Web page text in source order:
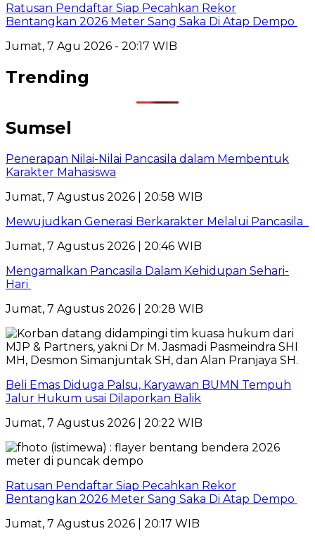
Ratusan Pendaftar Siap Pecahkan Rekor
Bentangkan 2026 Meter Sang Saka Di Atap Dempo
Jumat, 7 Agu 2026 - 20:17 WIB
Trending
Sumsel
Penerapan Nilai-Nilai Pancasila dalam Membentuk
Karakter Mahasiswa
Jumat, 7 Agustus 2026 | 20:58 WIB
Mewujudkan Generasi Berkarakter Melalui Pancasila
Jumat, 7 Agustus 2026 | 20:46 WIB
Mengamalkan Pancasila Dalam Kehidupan Sehari-
Hari
Jumat, 7 Agustus 2026 | 20:28 WIB
Beli Emas Diduga Palsu, Karyawan BUMN Tempuh
Jalur Hukum usai Dilaporkan Balik
Jumat, 7 Agustus 2026 | 20:22 WIB
Ratusan Pendaftar Siap Pecahkan Rekor
Bentangkan 2026 Meter Sang Saka Di Atap Dempo
Jumat, 7 Agustus 2026 | 20:17 WIB